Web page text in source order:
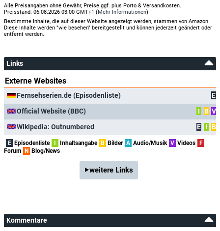
Alle Preisangaben ohne Gewähr, Preise ggf. plus Porto & Versandkosten.
Preisstand: 06.08.2026 03:00 GMT+1 (Mehr Informationen)
Bestimmte Inhalte, die auf dieser Website angezeigt werden, stammen von Amazon.
Diese Inhalte werden "wie besehen" bereitgestellt und können jederzeit geändert oder
entfernt werden.
Links
Externe Websites
Fernsehserien.de (Episodenliste)
E
Official Website (BBC)
I B V
Wikipedia: Outnumbered
E I B
E Episodenliste I Inhaltsangabe B Bilder A Audio/Musik V Videos F
Forum N Blog/News
weitere Links
Kommentare